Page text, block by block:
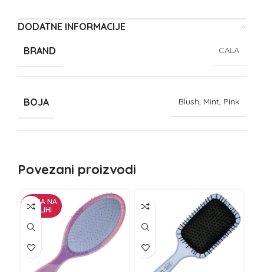
DODATNE INFORMACIJE
BRAND CALA
BOJA Blush, Mint, Pink
Povezani proizvodi
NEMA NA
ZALIHI